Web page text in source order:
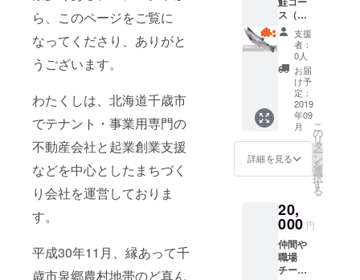
ら、このページをご覧に
なってくださり、ありがと
うございます。
わたくしは、北海道千歳市
でテナント・事業用専門の
不動産会社と起業創業支援
などを中心としたまちづく
り会社を運営しておりま
す。
平成30年11月、縁あって千
歳市泉郷農村地帯のど真ん
りませ
ん。
眺めな
がら
キャン
プした
い！と
いう方
向けの
宿泊プ
ランで
す。
（道具
自ご用
意くだ
キャン
プ初心
者の方
に朗報
です。
「初心
い思い
出とな
りま
す。当
日の晩
御飯タ
イムで
は、藤
本聖美
があな
たのも
とに美
味しい
高らか
に共に
きます
をさせ
ていた
し、
キャン
プファ
イヤー
を囲ん
であな
たにお
酌しま
す。あ
なたは
とても
気分よ
くお酒
夏の良
い思い
出とな
りま
す。
２）
ス（生
秋鮭メ
ス3キロ
1匹 イ
クラ入
り）」
15000
円 北海
道の秋
の味覚
の代表
格であ
る生秋
鮭1匹を
味わい
たい！
という
方に
ピッタ
リで
支援
者：
0人
お届
け予
定：
2019
年09
月
詳細を見る
こ
の
リ
タ
ー
ン
を
選
択
す
る
20,
000 円
仲間や
職場
チーム